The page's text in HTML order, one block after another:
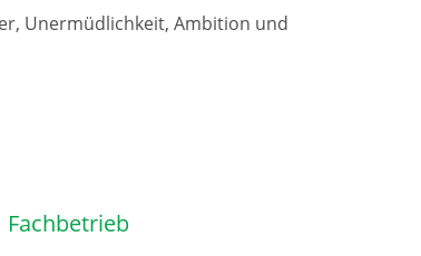
Unermüdlichkeit, Ambition und
Fachbetrieb